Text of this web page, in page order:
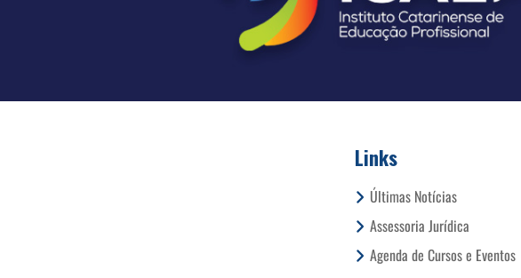
Links
Últimas Notícias
Assessoria Jurídica
Agenda de Cursos e Eventos